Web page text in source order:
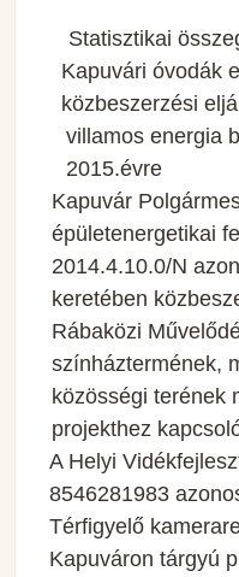
Statisztikai
Kapuvári óvodák
közbeszerzési
villamos energia
2015.évre
Kapuvár
épületenergetikai
2014.4.10.0/N
keretében
Rábaközi
színháztermének,
közösségi terének
projekthez
A Helyi
8546281983
Térfigyelő
Kapuváron tárgyú